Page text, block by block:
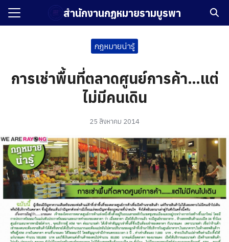
Skip
สำนักงานกฏหมายรามบูรพา
เรา
และบุคลากร
องการดำเนินงานธุรกิจ
น
กฎหมายน่ารู้
การเช่าพื้นที่ตลาดศูนย์การค้า…แต่
ไม่มีคนเดิน
25 สิงหาคม 2014